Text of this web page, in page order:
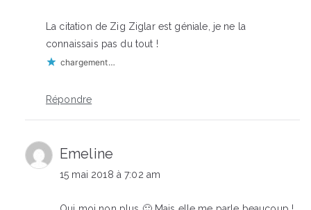
La citation de Zig Ziglar est géniale, je ne la
connaissais pas du tout !
chargement…
Répondre
Emeline
15 mai 2018 à 7:02 am